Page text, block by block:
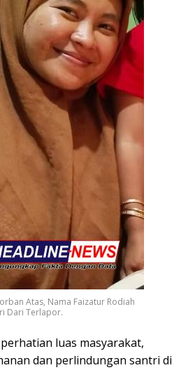
Atas, Nama Faizatur Rodiah
Dari Terlapor.
luas masyarakat,
dan perlindungan santri di